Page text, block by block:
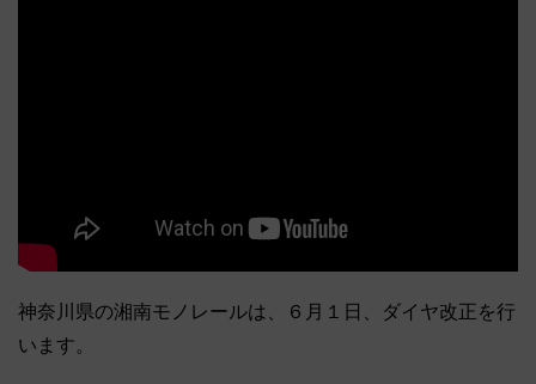
神奈川県の湘南モノレールは、６月１日、ダイヤ改正を行
います。